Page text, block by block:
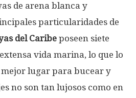
de arena blanca y
particularidades de
del Caribe poseen siete
vida marina, lo que lo
lugar para bucear y
no son tan lujosos como en